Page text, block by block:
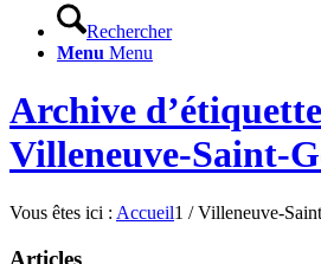
Rechercher
Menu Menu
Archive
Villeneuve-Saint-
Vous êtes ici : Accueil1 / Villeneuve-
Articles